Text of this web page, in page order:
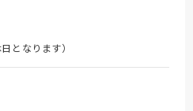
となります）